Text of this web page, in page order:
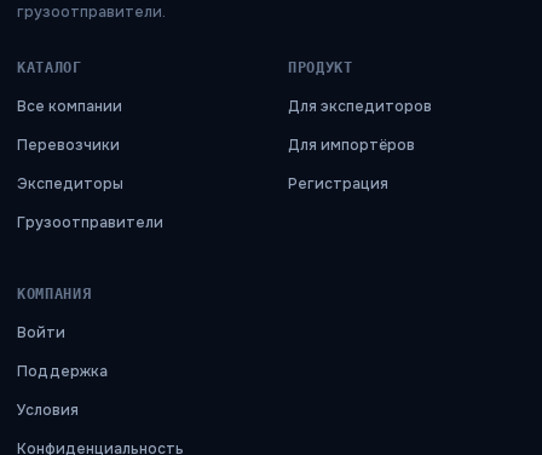
грузоотправители.
КАТАЛОГ
Все компании
Перевозчики
Экспедиторы
Грузоотправители
ПРОДУКТ
Для экспедиторов
Для импортёров
Регистрация
КОМПАНИЯ
Войти
Поддержка
Условия
Конфиденциальность